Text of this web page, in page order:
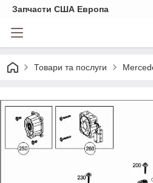
Запчасти США Европа
Товари та послуги